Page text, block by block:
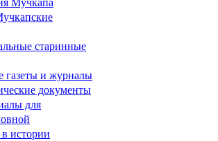
старинные
газеты и журналы
документы
для
истории